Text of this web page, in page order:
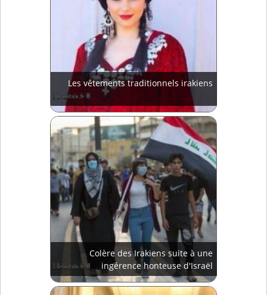
Les vêtements traditionnels irakiens
Colère des Irakiens suite à une
ingérence honteuse d'Israël